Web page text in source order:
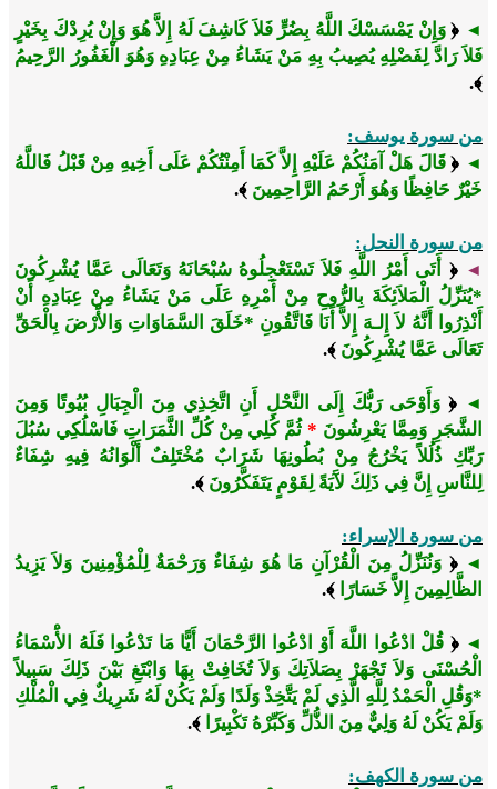
◄ ﴿وَإِنْ يَمْسَسْكَ اللَّهُ بِضُرٍّ فَلاَ كَاشِفَ لَهُ إِلاَّ هُوَ وَإِنْ يُرِدْكَ بِخَيْرٍ
فَلاَ رَادَّ لِفَضْلِهِ يُصِيبُ بِهِ مَنْ يَشَاءُ مِنْ عِبَادِهِ وَهُوَ الْغَفُورُ الرَّحِيمُ
﴾.
من سورة يوسف:
◄ ﴿قَالَ هَلْ آمَنُكُمْ عَلَيْهِ إِلاَّ كَمَا أَمِنْتُكُمْ عَلَى أَخِيهِ مِنْ قَبْلُ فَاللَّهُ
خَيْرٌ حَافِظًا وَهُوَ أَرْحَمُ الرَّاحِمِينَ ﴾.
من سورة النحل:
◄ ﴿ أَتَى أَمْرُ اللَّهِ فَلاَ تَسْتَعْجِلُوهُ سُبْحَانَهُ وَتَعَالَى عَمَّا يُشْرِكُونَ
*يُنَزِّلُ الْمَلاَئِكَةَ بِالرُّوحِ مِنْ أَمْرِهِ عَلَى مَنْ يَشَاءُ مِنْ عِبَادِهِ أَنْ
أَنْذِرُوا أَنَّهُ لاَ إِلـهَ إِلاَّ أَنَا فَاتَّقُونِ *خَلَقَ السَّمَاوَاتِ وَالأَْرْضَ بِالْحَقِّ
تَعَالَى عَمَّا يُشْرِكُونَ ﴾.
◄﴿وَأَوْحَى رَبُّكَ إِلَى النَّحْلِ أَنِ اتَّخِذِي مِنَ الْجِبَالِ بُيُوتًا وَمِنَ
الشَّجَرِ وَمِمَّا يَعْرِشُونَ * ثُمَّ كُلِي مِنْ كُلِّ الثَّمَرَاتِ فَاسْلُكِي سُبُلَ
رَبِّكِ ذُلُلاً يَخْرُجُ مِنْ بُطُونِهَا شَرَابٌ مُخْتَلِفٌ أَلْوَانُهُ فِيهِ شِفَاءٌ
لِلنَّاسِ إِنَّ فِي ذَلِكَ لآَيَةً لِقَوْمٍ يَتَفَكَّرُونَ ﴾.
من سورة الإسراء:
◄﴿ وَنُنَزِّلُ مِنَ الْقُرْآنِ مَا هُوَ شِفَاءٌ وَرَحْمَةٌ لِلْمُؤْمِنِينَ وَلاَ يَزِيدُ
الظَّالِمِينَ إِلاَّ خَسَارًا
﴾.
◄ ﴿ قُلْ ادْعُوا اللَّهَ أَوْ ادْعُوا الرَّحْمَانَ أَيًّا مَا تَدْعُوا فَلَهُ الأَْسْمَاءُ
الْحُسْنَى وَلاَ تَجْهَرْ بِصَلاَتِكَ وَلاَ تُخَافِتْ بِهَا وَابْتَغِ بَيْنَ ذَلِكَ سَبِيلاً
*وَقُلِ الْحَمْدُ لِلَّهِ الَّذِي لَمْ يَتَّخِذْ وَلَدًا وَلَمْ يَكُنْ لَهُ شَرِيكٌ فِي الْمُلْكِ
وَلَمْ يَكُنْ لَهُ وَلِيٌّ مِنَ الذُّلِّ وَكَبِّرْهُ تَكْبِيرًا ﴾.
من سورة الكهف: